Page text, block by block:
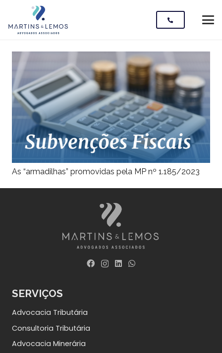
As “armadilhas” promovidas pela MP nº 1.185/2023
SERVIÇOS
Advocacia Tributária
Consultoria Tributária
Advocacia Minerária